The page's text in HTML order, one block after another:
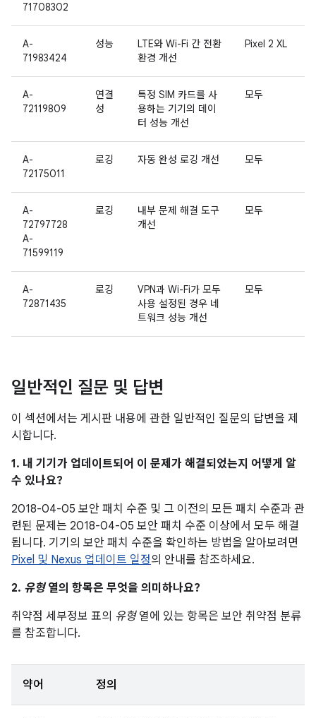
71708302
A-
71983424
성능
LTE와 Wi-Fi 간 전환
환경 개선
Pixel 2 XL
A-
72119809
연결
성
특정 SIM 카드를 사
용하는 기기의 데이
터 성능 개선
모두
A-
72175011
로깅 자동 완성 로깅 개선 모두
A-
72797728
A-
71599119
로깅
내부 문제 해결 도구
개선
모두
A-
72871435
로깅
VPN과 Wi-Fi가 모두
사용 설정된 경우 네
트워크 성능 개선
모두
일반적인 질문 및 답변
이 섹션에서는 게시판 내용에 관한 일반적인 질문의 답변을 제
시합니다.
1. 내 기기가 업데이트되어 이 문제가 해결되었는지 어떻게 알
수 있나요?
2018-04-05 보안 패치 수준 및 그 이전의 모든 패치 수준과 관
련된 문제는 2018-04-05 보안 패치 수준 이상에서 모두 해결
됩니다. 기기의 보안 패치 수준을 확인하는 방법을 알아보려면
Pixel 및 Nexus 업데이트 일정의 안내를 참조하세요.
2. 유형열의 항목은 무엇을 의미하나요?
취약점 세부정보 표의 유형열에 있는 항목은 보안 취약점 분류
를 참조합니다.
약어 정의